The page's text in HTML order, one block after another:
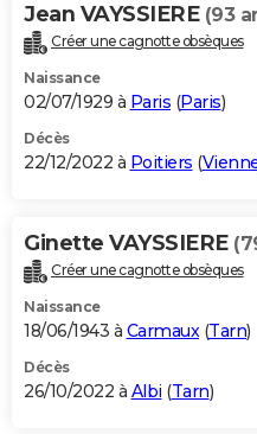
Jean VAYSSIERE (93
Créer une cagnotte obsèques
Naissance
02/07/1929 à Paris (Paris)
Décès
22/12/2022 à Poitiers (
Ginette VAYSSIERE
Créer une cagnotte obsèques
Naissance
18/06/1943 à Carmaux(Tarn)
Décès
26/10/2022 à Albi (Tarn)